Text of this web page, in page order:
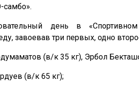
день в
завоевав три первых, одно
(в/к 35 кг), Эрбол
(в/к 65 кг);